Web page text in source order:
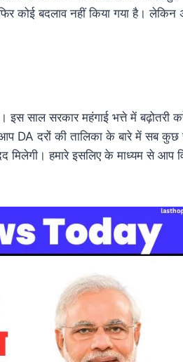
कोई बदलाव नहीं किया गया है। लेकिन
साल सरकार महंगाई भत्ते में बढ़ोतरी
DA दरों की तालिका के बारे में सब कुछ
हमारे इसलिए के माध्यम से आप